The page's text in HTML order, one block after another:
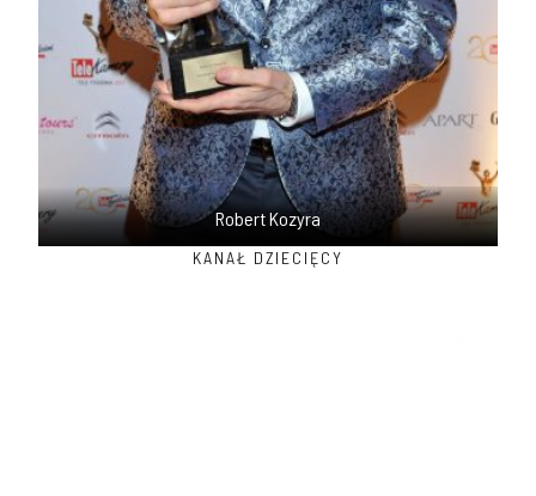
Robert Kozyra
KANAŁ DZIECIĘCY